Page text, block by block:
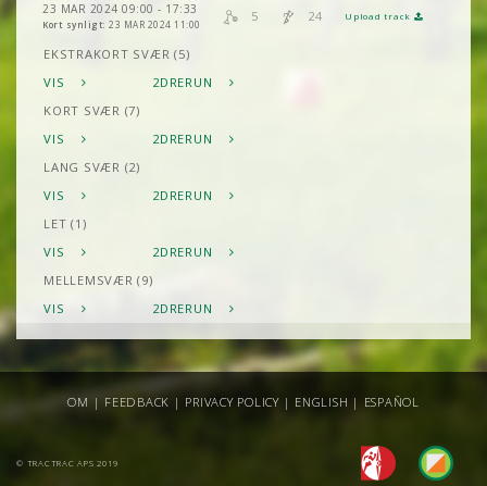
23 MAR 2024 09:00 - 17:33
Kort synligt: 23 MAR 2024 11:00
5 24 Upload track
EKSTRAKORT SVÆR (5)
VIS
2DRERUN
KORT SVÆR (7)
VIS
2DRERUN
LANG SVÆR (2)
VIS
2DRERUN
LET (1)
VIS
2DRERUN
MELLEMSVÆR (9)
VIS
2DRERUN
© TRACTRAC APS 2019
OM | FEEDBACK | PRIVACY POLICY| ENGLISH | ESPAÑOL